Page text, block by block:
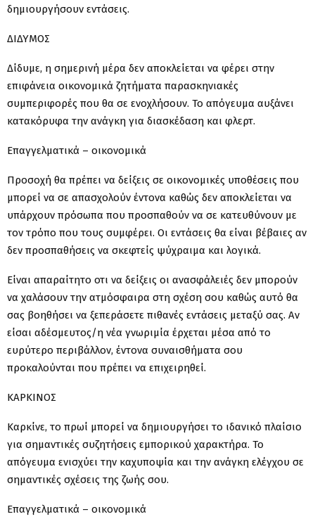
δημιουργήσουν εντάσεις.
ΔΙΔΥΜΟΣ
Δίδυμε, η σημερινή μέρα δεν αποκλείεται να φέρει στην
επιφάνεια οικονομικά ζητήματα παρασκηνιακές
συμπεριφορές που θα σε ενοχλήσουν. Το απόγευμα αυξάνει
κατακόρυφα την ανάγκη για διασκέδαση και φλερτ.
Επαγγελματικά – οικονομικά
Προσοχή θα πρέπει να δείξεις σε οικονομικές υποθέσεις που
μπορεί να σε απασχολούν έντονα καθώς δεν αποκλείεται να
υπάρχουν πρόσωπα που προσπαθούν να σε κατευθύνουν με
τον τρόπο που τους συμφέρει. Οι εντάσεις θα είναι βέβαιες αν
δεν προσπαθήσεις να σκεφτείς ψύχραιμα και λογικά.
Είναι απαραίτητο οτι να δείξεις οι ανασφάλειές δεν μπορούν
να χαλάσουν την ατμόσφαιρα στη σχέση σου καθώς αυτό θα
σας βοηθήσει να ξεπεράσετε πιθανές εντάσεις μεταξύ σας. Αν
είσαι αδέσμευτος/η νέα γνωριμία έρχεται μέσα από το
ευρύτερο περιβάλλον, έντονα συναισθήματα σου
προκαλούνται που πρέπει να επιχειρηθεί.
ΚΑΡΚΙΝΟΣ
Καρκίνε, το πρωί μπορεί να δημιουργήσει το ιδανικό πλαίσιο
για σημαντικές συζητήσεις εμπορικού χαρακτήρα. Το
απόγευμα ενισχύει την καχυποψία και την ανάγκη ελέγχου σε
σημαντικές σχέσεις της ζωής σου.
Επαγγελματικά – οικονομικά